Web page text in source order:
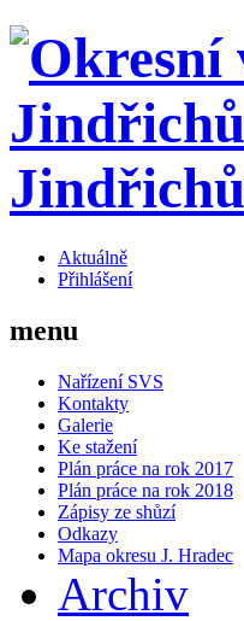
Aktuálně
Přihlášení
menu
Nařízení SVS
Kontakty
Galerie
Ke stažení
Plán práce na rok 2017
Plán práce na rok 2018
Zápisy ze shůzí
Odkazy
Mapa okresu J. Hradec
Archiv